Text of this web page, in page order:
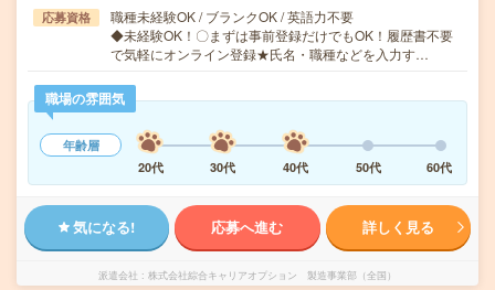
応募資格
職種未経験OK / ブランクOK / 英語力不要
◆未経験OK！〇まずは事前登録だけでもOK！履歴書不要
で気軽にオンライン登録★氏名・職種などを入力す…
職場の雰囲気
年齢層
20代
30代 40代 50代 60代
気になる! 応募へ進む 詳しく見る
派遣会社 株式会社綜合キャリアオプション 製造事業部（全国）